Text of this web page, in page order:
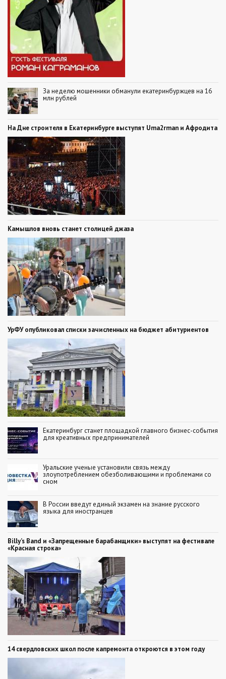
За неделю мошенники обманули екатеринбуржцев на 16
млн рублей
На Дне строителя в Екатеринбурге выступят Uma2rman и Афродита
Камышлов вновь станет столицей джаза
УрФУ опубликовал списки зачисленных на бюджет абитуриентов
Екатеринбург станет площадкой главного бизнес-события
для креативных предпринимателей
Уральские ученые установили связь между
злоупотреблением обезболивающими и проблемами со
сном
В России введут единый экзамен на знание русского
языка для иностранцев
Billy’s Band и «Запрещенные барабанщики» выступят на фестивале
«Красная строка»
14 свердловских школ после капремонта откроются в этом году